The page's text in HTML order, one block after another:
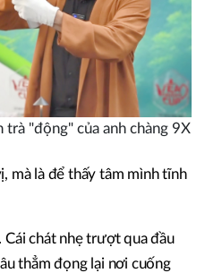
trà "động" của anh chàng 9X
mà là để thấy tâm mình tĩnh
Cái chát nhẹ trượt qua đầu
thẳm đọng lại nơi cuống